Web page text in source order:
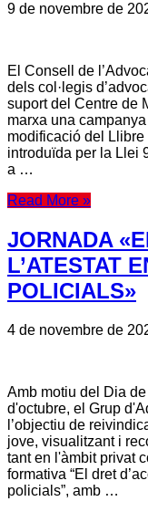
9 de novembre de
El Consell de
dels col·legis
suport del Centre de
marxa una
modificació del
introduïda per la Llei
a …
Read More »
JORNADA
L’ATESTAT
POLICIALS»
4 de novembre de
Amb motiu del Dia
d'octubre, el Grup
l’objectiu de
jove, visualitzant i
tant en l'àmbit privat
formativa “El dret
policials”, amb …